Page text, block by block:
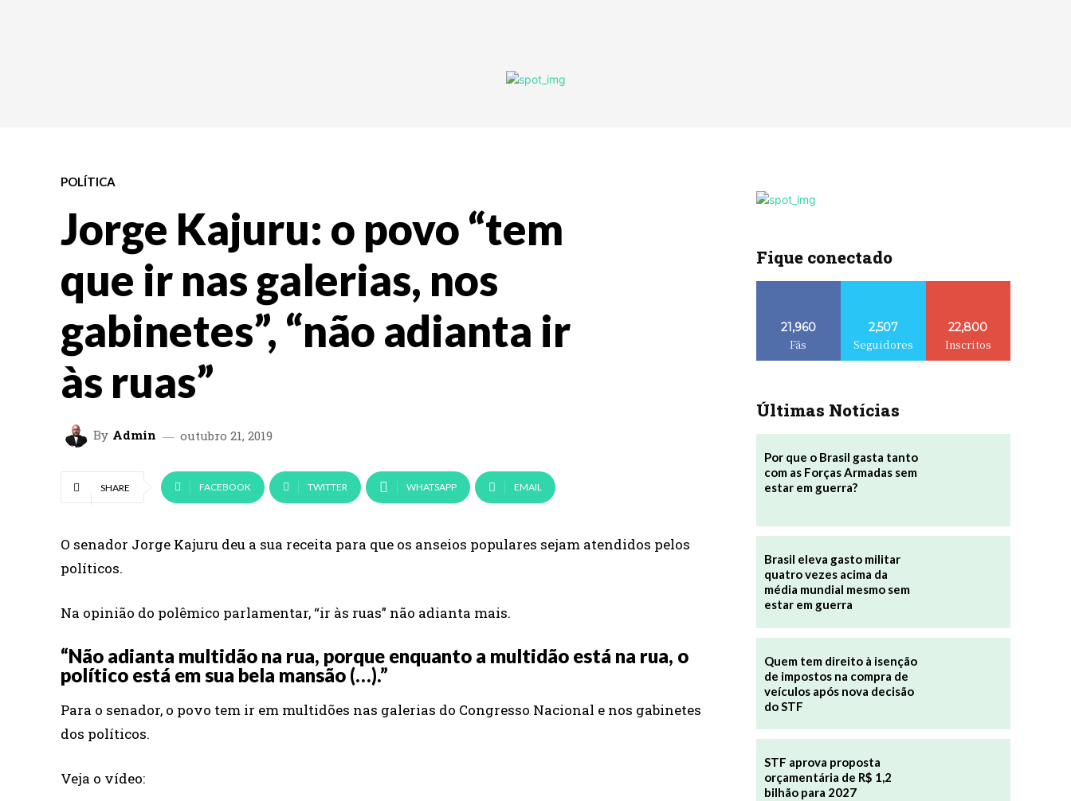
POLÍTICA
Jorge Kajuru: o povo “tem
que ir nas galerias, nos
gabinetes”, “não adianta ir
às ruas”
By Admin outubro 21, 2019
SHARE FACEBOOK TWITTER WHATSAPP EMAIL
O senador Jorge Kajuru deu a sua receita para que os anseios populares sejam atendidos pelos
políticos.
Na opinião do polêmico parlamentar, “ir às ruas” não adianta mais.
“Não adianta multidão na rua, porque enquanto a multidão está na rua, o
político está em sua bela mansão (…).”
Para o senador, o povo tem ir em multidões nas galerias do Congresso Nacional e nos gabinetes
dos políticos.
Veja o vídeo:
Fique conectado
21,960
Fãs
2,507
Seguidores
22,800
Inscritos
Últimas Notícias
Por que o Brasil gasta tanto
com as Forças Armadas sem
estar em guerra?
Brasil eleva gasto militar
quatro vezes acima da
média mundial mesmo sem
estar em guerra
Quem tem direito à isenção
de impostos na compra de
veículos após nova decisão
do STF
STF aprova proposta
orçamentária de R$ 1,2
bilhão para 2027